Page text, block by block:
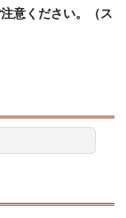
意ください。（ス